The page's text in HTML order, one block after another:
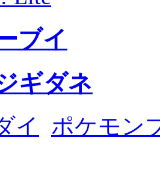
ブイ
ギダネ
イ
ポケモン